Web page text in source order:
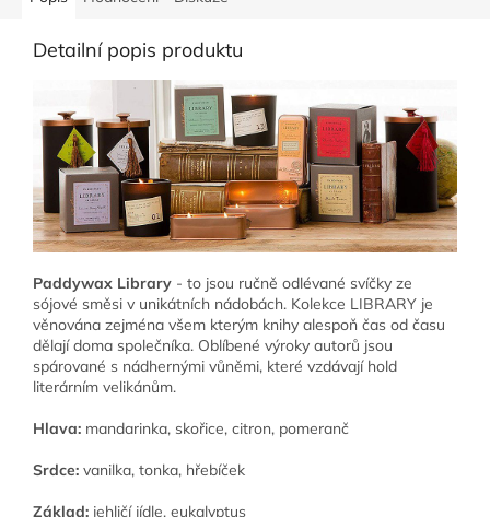
Detailní popis produktu
Paddywax Library - to jsou ručně odlévané svíčky ze
sójové směsi v unikátních nádobách. Kolekce LIBRARY je
věnována zejména všem kterým knihy alespoň čas od času
dělají doma společníka. Oblíbené výroky autorů jsou
spárované s nádhernými vůněmi, které vzdávají hold
literárním velikánům.
Hlava: mandarinka, skořice, citron, pomeranč
Srdce: vanilka, tonka, hřebíček
Základ: jehličí jídle, eukalyptus